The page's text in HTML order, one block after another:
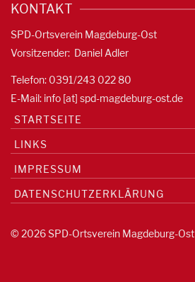
KONTAKT
SPD-Ortsverein Magdeburg-Ost
Vorsitzender: Daniel Adler
Telefon: 0391/243 022 80
E-Mail: info [at] spd-magdeburg-ost.de
STARTSEITE
LINKS
IMPRESSUM
DATENSCHUTZERKLÄRUNG
© 2026 SPD-Ortsverein Magdeburg-Ost